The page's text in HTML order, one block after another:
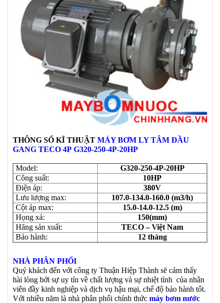
THÔNG SỐ KĨ THUẬT MÁY BƠM LY TÂM ĐẦU
GANG TECO 4P G320-250-4P-20HP
Model:
G320-250-4P-20HP
Công suất:
10HP
Điện áp:
380V
Lưu lượng max:
107.0-134.0-160.0 (m3/h)
Cột áp max:
15.0-14.0-12.5 (m)
Họng xả:
150(mm)
Hãng sản xuất:
TECO – Việt Nam
Bảo hành:
12 tháng
NHÀ PHÂN PHỐI
Quý khách đến với công ty Thuận Hiệp Thành sẽ cảm thấy
hài lòng bởi sự uy tín về chất lượng và sự nhiệt tình của nhân
viên đầy kinh nghiệp và dịch vụ hậu mại, chế độ bảo hành tốt.
Với nhiều năm là nhà phân phối chính thức máy bơm nước